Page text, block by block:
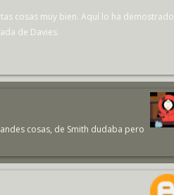
cosas muy bien. Aquí lo ha demostrado
de Davies.
cosas, de Smith dudaba pero